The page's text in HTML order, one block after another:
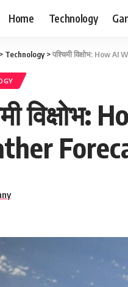
Home Technology
> Technology>पश्चिमी विक्षोभ: How